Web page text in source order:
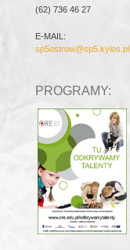
(62) 736 46 27
E-MAIL:
sp5ostrow@sp5.kylos.pl
PROGRAMY: